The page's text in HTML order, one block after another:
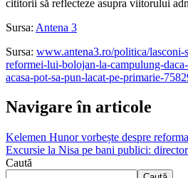
cititorii să reflecteze asupra viitorului
Sursa: Antena 3
Sursa: www.antena3.ro/politica/lasconi-
reformei-lui-bolojan-la-campulung-
acasa-pot-sa-pun-lacat-pe-primarie-
Navigare în articole
Kelemen Hunor vorbește despre
Excursie la Nisa pe bani publici:
Caută